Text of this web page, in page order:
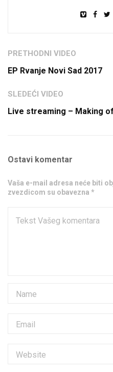
PRETHODNI VIDEO
EP Rvanje Novi Sad 2017
SLEDEĆI VIDEO
Live streaming – Making of
Ostavi komentar
Vaša e-mail adresa neće biti
zvezdicom su obavezna *